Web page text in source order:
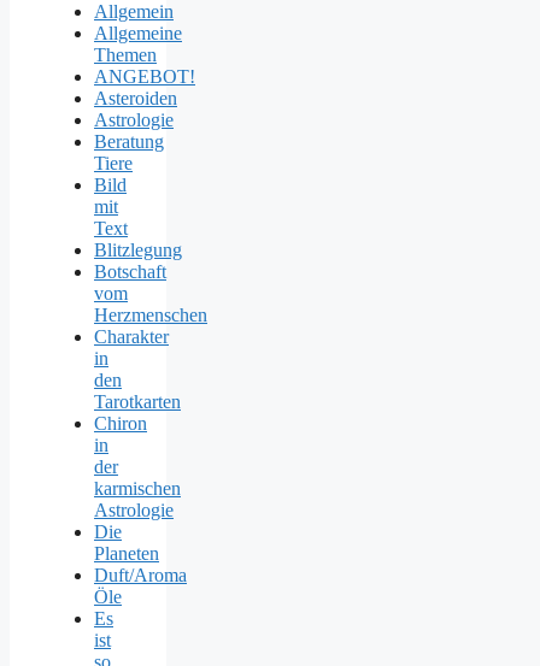
Allgemein
Allgemeine
Themen
ANGEBOT!
Asteroiden
Astrologie
Beratung
Tiere
Bild
mit
Text
Blitzlegung
Botschaft
vom
Herzmenschen
Charakter
in
den
Tarotkarten
Chiron
in
der
karmischen
Astrologie
Die
Planeten
Duft/Aroma
Öle
Es
ist